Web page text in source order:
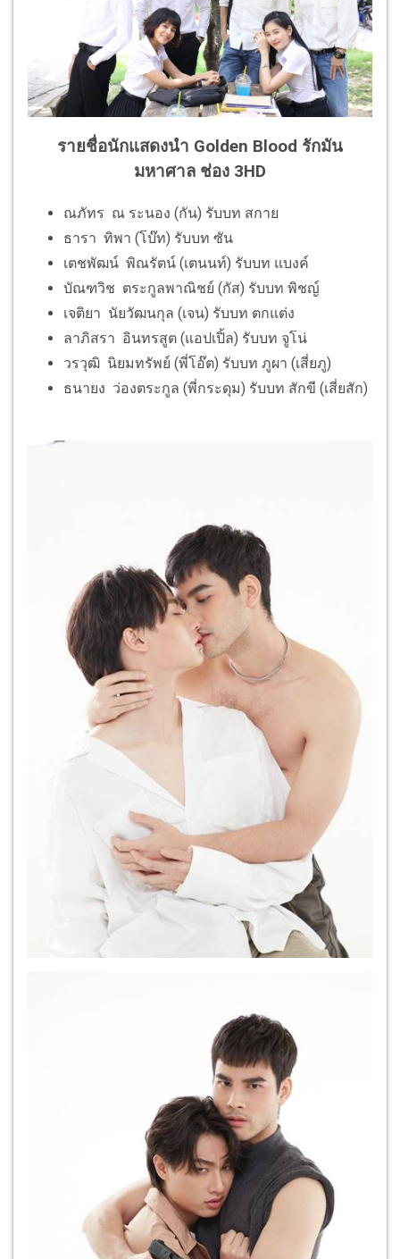
รายชื่อนักแสดงนำ Golden Blood รักมัน
มหาศาล ช่อง 3HD
ณภัทร ณ ระนอง (กัน) รับบท สกาย
ธารา ทิพา (โบ๊ท) รับบท ซัน
เตชพัฒน์ พิณรัตน์ (เตนนท์) รับบท แบงค์
บัณฑวิช ตระกูลพาณิชย์ (กัส) รับบท พิชญ์
เจติยา นัยวัฒนกุล (เจน) รับบท ตกแต่ง
ลาภิสรา อินทรสูต (แอปเปิ้ล) รับบท จูโน่
วรวุฒิ นิยมทรัพย์ (พี่โอ๊ต) รับบท ภูผา (เสี่ยภู)
ธนายง ว่องตระกูล (พี่กระดุม) รับบท สักขี (เสี่ยสัก)